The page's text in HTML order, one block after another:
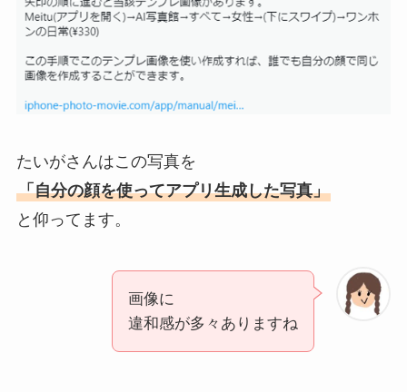
たいがさんはこの写真を
「自分の顔を使ってアプリ生成した写真」
と仰ってます。
画像に
違和感が多々ありますね